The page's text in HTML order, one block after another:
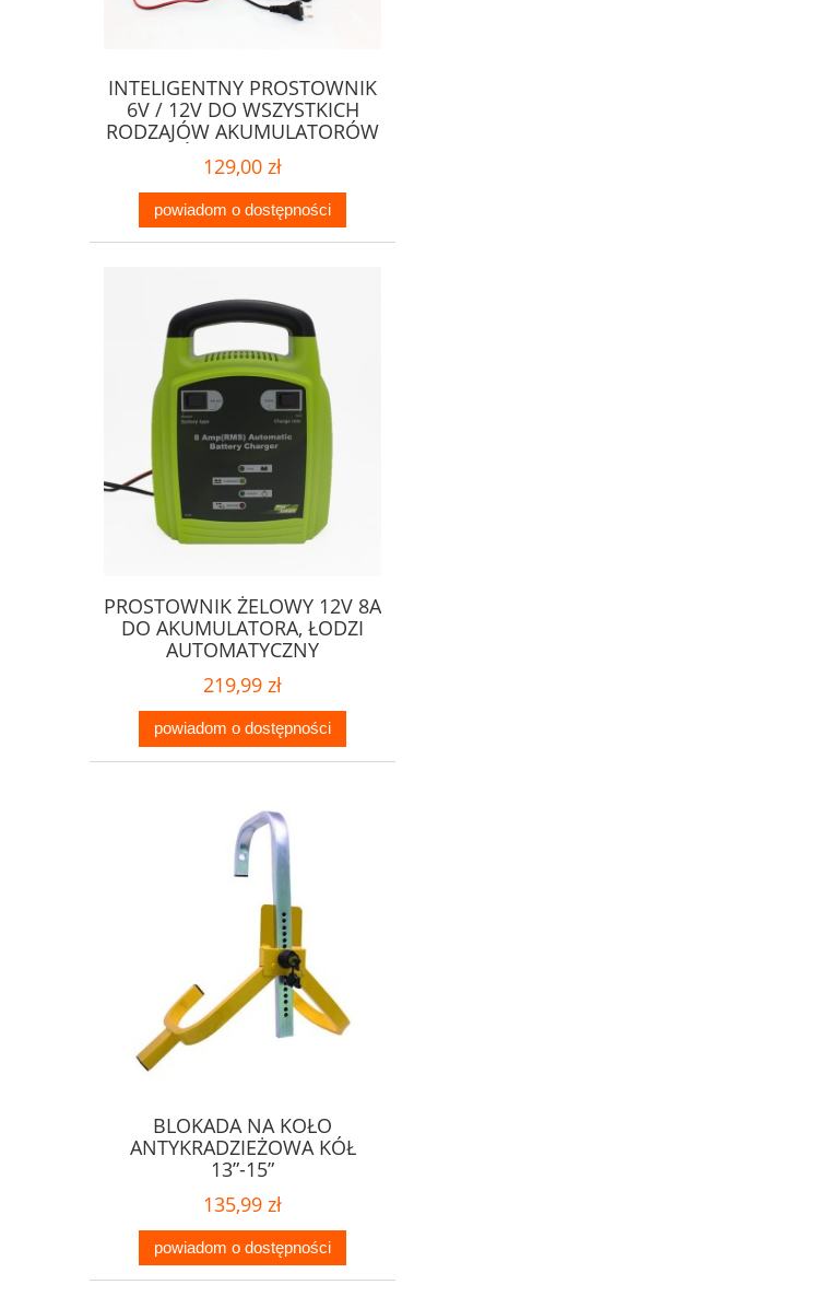
INTELIGENTNY PROSTOWNIK
6V / 12V DO WSZYSTKICH
RODZAJÓW AKUMULATORÓW
Z WYŚWIETLACZEM LCD
129,00 zł
powiadom o dostępności
PROSTOWNIK ŻELOWY 12V 8A
DO AKUMULATORA, ŁODZI
AUTOMATYCZNY
219,99 zł
powiadom o dostępności
BLOKADA NA KOŁO
ANTYKRADZIEŻOWA KÓŁ
13”-15”
135,99 zł
powiadom o dostępności